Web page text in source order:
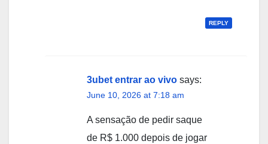
REPLY
3ubet entrar ao vivo says:
June 10, 2026 at 7:18 am
A sensação de pedir saque
de R$ 1.000 depois de jogar